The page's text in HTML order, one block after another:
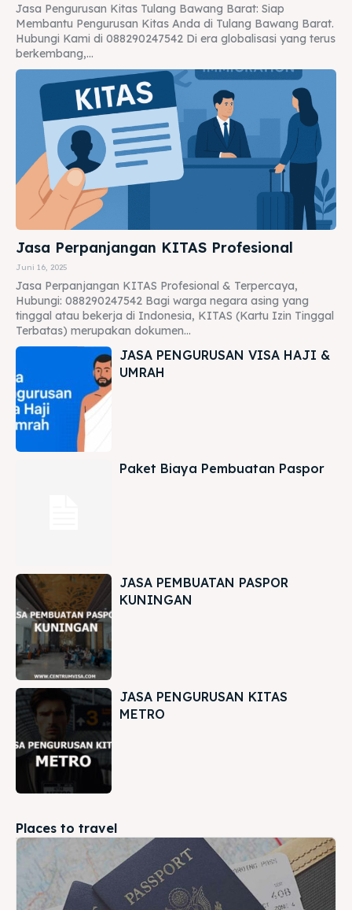
Jasa Pengurusan Kitas Tulang Bawang Barat: Siap
Membantu Pengurusan Kitas Anda di Tulang Bawang Barat.
Hubungi Kami di 088290247542 Di era globalisasi yang terus
berkembang,...
Jasa Perpanjangan KITAS Profesional
Juni 16, 2025
Jasa Perpanjangan KITAS Profesional & Terpercaya,
Hubungi: 088290247542 Bagi warga negara asing yang
tinggal atau bekerja di Indonesia, KITAS (Kartu Izin Tinggal
Terbatas) merupakan dokumen...
JASA PENGURUSAN VISA HAJI &
UMRAH
Paket Biaya Pembuatan Paspor
JASA PEMBUATAN PASPOR
KUNINGAN
JASA PENGURUSAN KITAS
METRO
Places to travel